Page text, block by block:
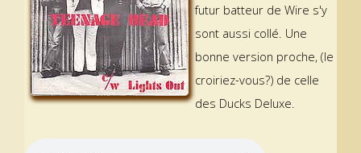
futur batteur de Wire s'y
sont aussi collé. Une
bonne version proche, (le
croiriez-vous?) de celle
des Ducks Deluxe.